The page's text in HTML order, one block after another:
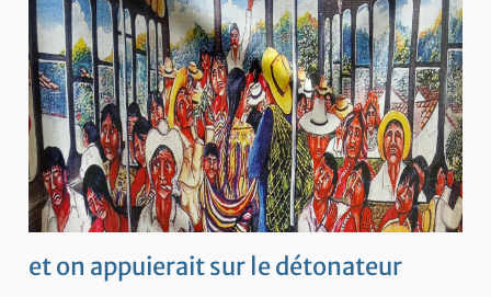
et on appuierait sur le détonateur